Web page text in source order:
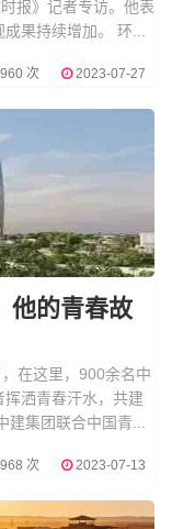
报》记者专访。他表
果持续增加。 环...
次 2023-07-27
他的青春故
在这里，900余名中
洒青春汗水，共建
集团联合中国青...
次 2023-07-13